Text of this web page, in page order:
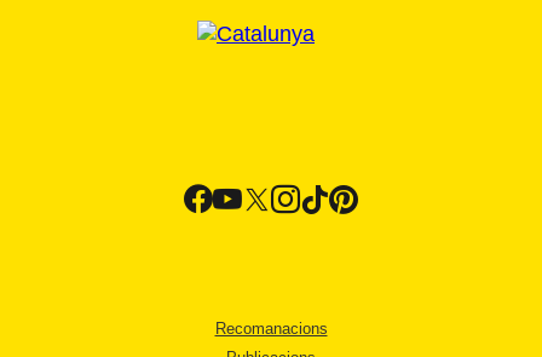
Recomanacions